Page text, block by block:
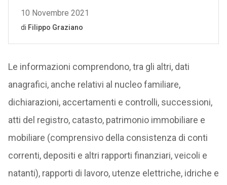
Le informazioni comprendono, tra gli altri, dati
anagrafici, anche relativi al nucleo familiare,
dichiarazioni, accertamenti e controlli, successioni,
atti del registro, catasto, patrimonio immobiliare e
mobiliare (comprensivo della consistenza di conti
correnti, depositi e altri rapporti finanziari, veicoli e
natanti), rapporti di lavoro, utenze elettriche, idriche e